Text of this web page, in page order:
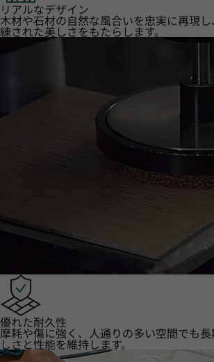
リアルなデザイン
木材や石材の自然な風合いを忠実に再現
練された美しさをもたらします。
優れた耐久性
摩耗や傷に強く、人通りの多い空間でも
しさと性能を維持します。